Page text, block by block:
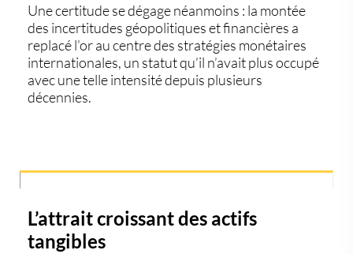
Une certitude se dégage néanmoins : la montée
des incertitudes géopolitiques et financières a
replacé l’or au centre des stratégies monétaires
internationales, un statut qu’il n’avait plus occupé
avec une telle intensité depuis plusieurs
décennies.
L’attrait croissant des actifs
tangibles